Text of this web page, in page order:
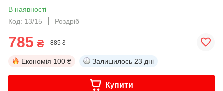
В наявності
Код: 13/15
Роздріб
785 ₴ 885 ₴
Економія 100 ₴ Залишилось 23 дні
Купити